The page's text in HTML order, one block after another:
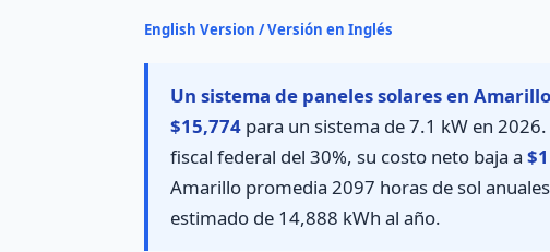
English Version / Versión en Inglés
Un sistema de paneles solares en
$15,774 para un sistema de 7.1 kW en
fiscal federal del 30%, su costo neto baja a
Amarillo promedia 2097 horas de sol
estimado de 14,888 kWh al año.